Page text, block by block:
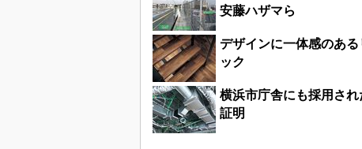
安藤ハザマら
デザインに一体感のあ
ック
横浜市庁舎にも採用さ
証明